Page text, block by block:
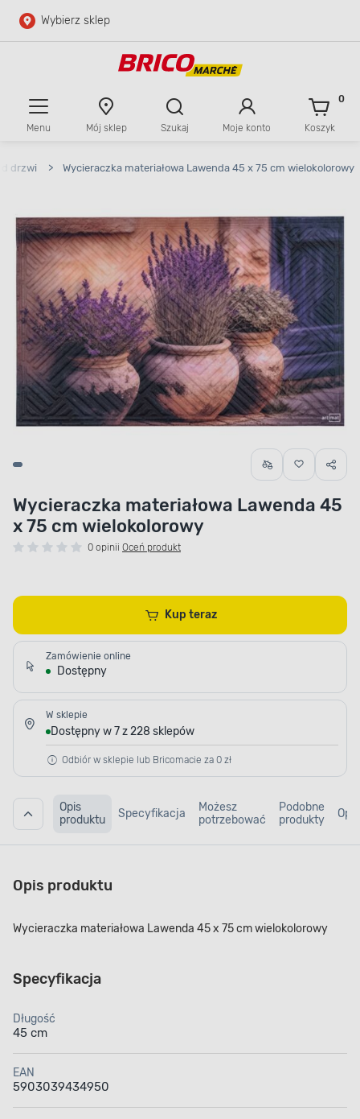
Przejdź do głównej zawartości
Wybierz sklep
Menu Mój sklep Szukaj Moje konto Koszyk
0
drzwi > Wycieraczka materiałowa Lawenda 45 x 75 cm wielokolorowy
Wycieraczka materiałowa Lawenda 45
x 75 cm wielokolorowy
0 opinii Oceń produkt
Kup teraz
Zamówienie online
Dostępny
W sklepie
Dostępny w 7 z 228 sklepów
Odbiór w sklepie lub Bricomacie za 0 zł
Opis
produktu
Specyfikacja
Możesz
potrzebować
Podobne
produkty
Opis produktu
Wycieraczka materiałowa Lawenda 45 x 75 cm wielokolorowy
Specyfikacja
Długość
45 cm
EAN
5903039434950